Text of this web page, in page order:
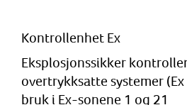
Kontrollenhet Ex
Eksplosjonssikker
overtrykksatte systemer
bruk i Ex-sonene 1 og 21